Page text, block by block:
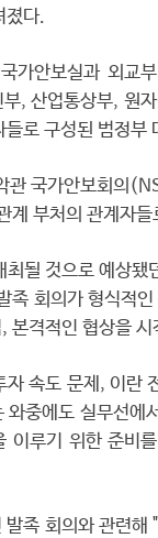
졌다.
가안보실과 외교
, 산업통상부, 원
로 구성된 범정부
관 국가안보회의
계 부처의 관계자들
될 것으로 예상됐
족 회의가 형식적
본격적인 협상을
자 속도 문제, 이란
와중에도 실무선에
이루기 위한 준비
족 회의와 관련해